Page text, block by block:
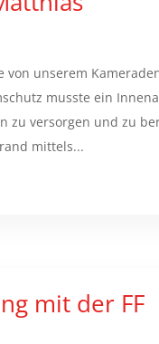
unserem
musste ein
zu versorgen und zu
mittels...
mit der FF